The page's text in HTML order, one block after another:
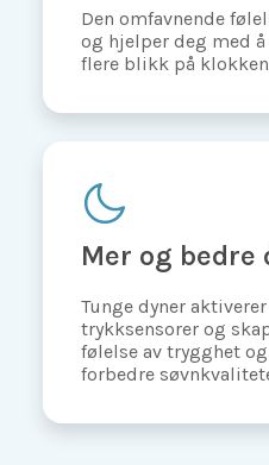
Den omfavnende
og hjelper deg med å
flere blikk på
Mer og bedre
Tunge dyner
trykksensorer og
følelse av trygghet
forbedre